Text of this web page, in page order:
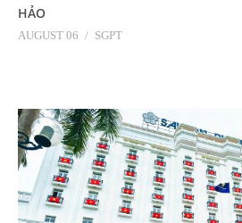
HẢO
AUGUST 06 / SGPT